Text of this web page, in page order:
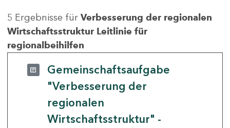
5 Ergebnisse für Verbesserung der regionalen
Wirtschaftsstruktur Leitlinie für
regionalbeihilfen
Gemeinschaftsaufgabe
"Verbesserung der
regionalen
Wirtschaftsstruktur" -